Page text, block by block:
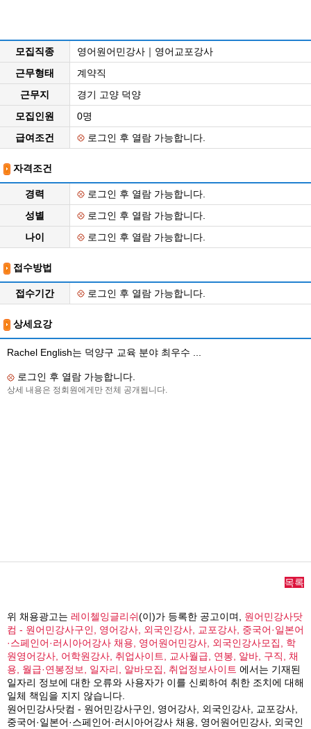
모집직종
영어원어민강사｜영어교포강사
근무형태
계약직
근무지
경기 고양 덕양
모집인원
0명
급여조건
로그인 후 열람 가능합니다.
자격조건
경력
로그인 후 열람 가능합니다.
성별
로그인 후 열람 가능합니다.
나이
로그인 후 열람 가능합니다.
접수방법
접수기간 로그인 후 열람 가능합니다.
상세요강
Rachel English는 덕양구 교육 분야 최우수 ...
로그인 후 열람 가능합니다.
상세 내용은 정회원에게만 전체 공개됩니다.
목록
위 채용광고는 레이첼잉글리쉬(이)가 등록한 공고이며, 원어민강사닷
컴 - 원어민강사구인, 영어강사, 외국인강사, 교포강사, 중국어·일본어
·스페인어·러시아어강사 채용, 영어원어민강사, 외국인강사모집, 학
원영어강사, 어학원강사, 취업사이트, 교사월급, 연봉, 알바, 구직, 채
용, 월급·연봉정보, 일자리, 알바모집, 취업정보사이트 에서는 기재된
일자리 정보에 대한 오류와 사용자가 이를 신뢰하여 취한 조치에 대해
일체 책임을 지지 않습니다.
원어민강사닷컴 - 원어민강사구인, 영어강사, 외국인강사, 교포강사,
중국어·일본어·스페인어·러시아어강사 채용, 영어원어민강사, 외국인